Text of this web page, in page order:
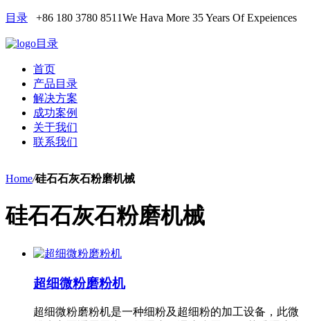
目录 +86 180 3780 8511We Hava More 35 Years Of Expeiences
目录
首页
产品目录
解决方案
成功案例
关于我们
联系我们
Home/硅石石灰石粉磨机械
硅石石灰石粉磨机械
超细微粉磨粉机
超细微粉磨粉机是一种细粉及超细粉的加工设备，此微